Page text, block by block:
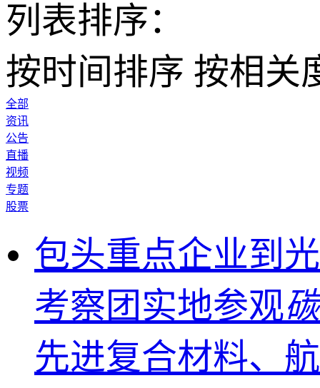
列表排序：
按时间排序 按相关
全部
资讯
公告
直播
视频
专题
股票
包头重点企业到
考察团实地参观
先进复合材料、